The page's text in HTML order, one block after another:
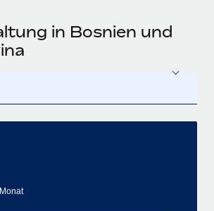
in Bosnien und